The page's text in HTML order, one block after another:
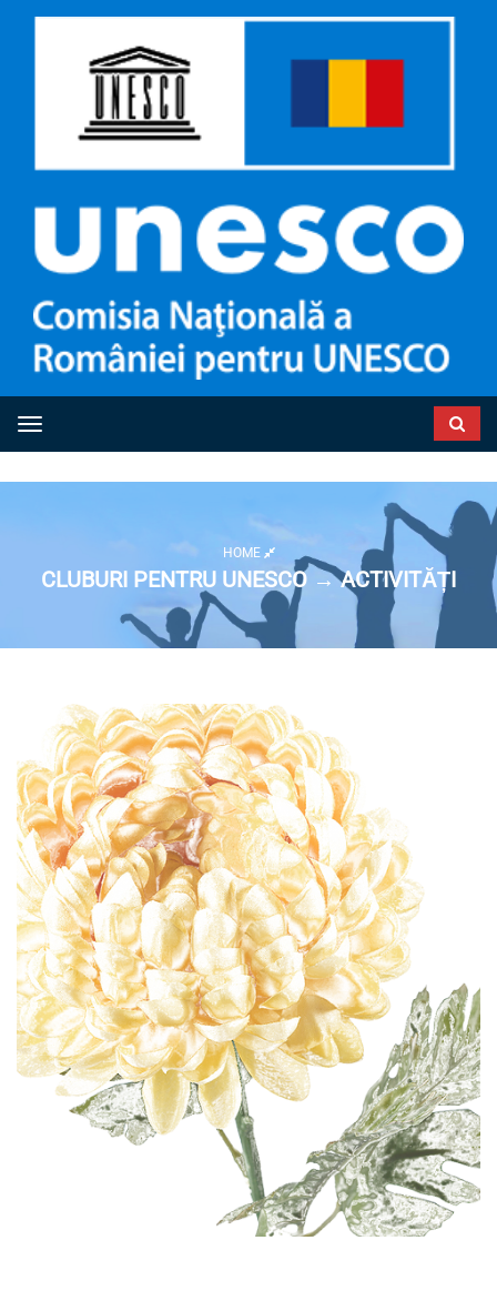
Toggle navigation
HOME
CLUBURI PENTRU UNESCO → ACTIVITĂȚI